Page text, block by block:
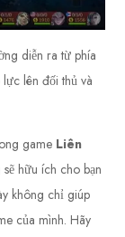
diễn ra từ phía
lên đối thủ và
game Liên
sẽ hữu ích cho bạn
không chỉ giúp
của mình. Hãy